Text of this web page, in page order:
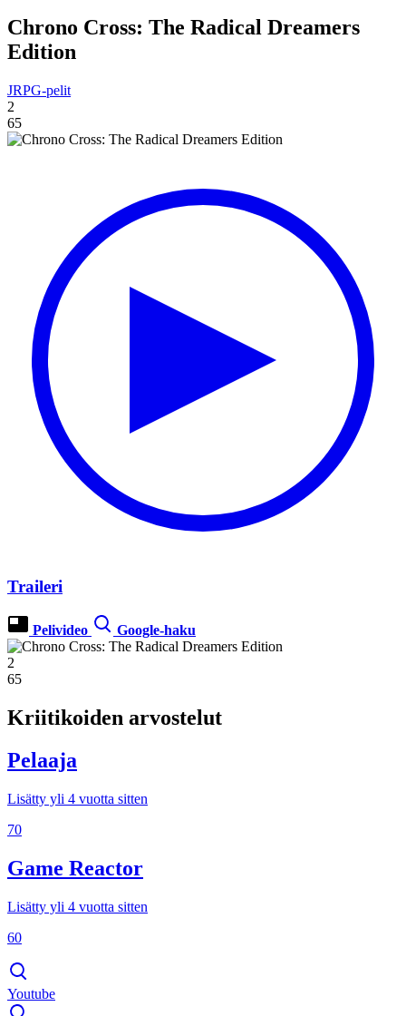
Chrono Cross: The Radical Dreamers
Edition
JRPG-pelit
2
65
Traileri
Pelivideo Google-haku
2
65
Kriitikoiden arvostelut
Pelaaja
Lisätty yli 4 vuotta sitten
70
Game Reactor
Lisätty yli 4 vuotta sitten
60
Youtube